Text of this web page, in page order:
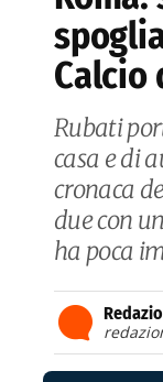
Calcio
Rubati
casa e di
cronaca
due con
ha poca